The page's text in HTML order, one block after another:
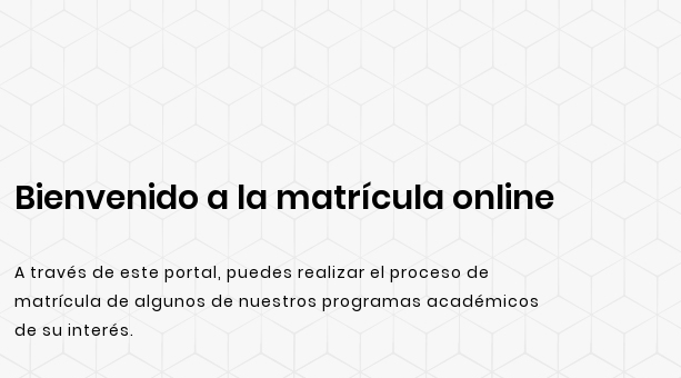
Bienvenido a la matrícula online
A través de este portal, puedes realizar el proceso de
matrícula de algunos de nuestros programas académicos
de su interés.